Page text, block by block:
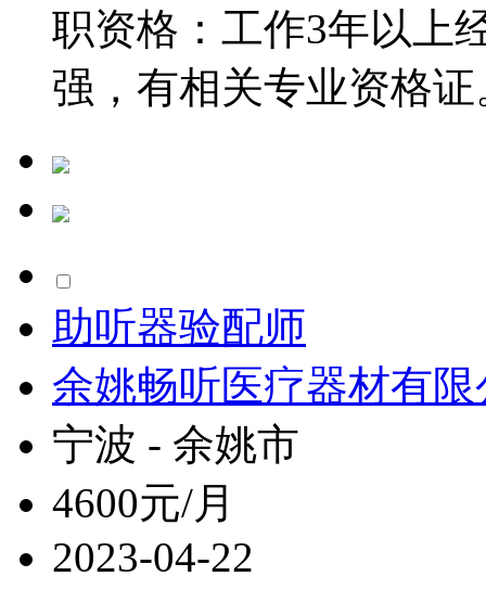
职资格：工作3年以上
强，有相关专业资格证
助听器验配师
余姚畅听医疗器材有限
宁波 - 余姚市
4600元/月
2023-04-22